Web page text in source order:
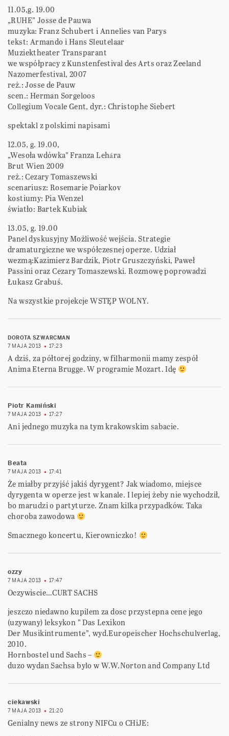
11.05,g. 19.00
„RUHE” Josse de Pauwa
muzyka: Franz Schubert i Annelies van Parys
tekst: Armando i Hans Sleutelaar
Muziektheater Transparant
we współpracy z Kunstenfestival des Arts oraz Zeeland
Nazomerfestival, 2007
reż.: Josse de Pauw
scen.: Herman Sorgeloos
Collegium Vocale Gent, dyr.: Christophe Siebert
spektakl z polskimi napisami
12.05, g. 19.00,
„Wesoła wdówka” Franza Lehára
Brut Wien 2009
reż.: Cezary Tomaszewski
scenariusz: Rosemarie Poiarkov
kostiumy: Pia Wenzel
światło: Bartek Kubiak
13.05, g. 19.00
Panel dyskusyjny Możliwość wejścia. Strategie
dramaturgiczne we współczesnej operze. Udział
wezmą:Kazimierz Bardzik, Piotr Gruszczyński, Paweł
Passini oraz Cezary Tomaszewski. Rozmowę poprowadzi
Łukasz Grabuś.
Na wszystkie projekcje WSTĘP WOLNY.
DOROTA SZWARCMAN
7 MAJA 2013
17:23
A dziś, za półtorej godziny, w filharmonii mamy zespół
Anima Eterna Brugge. W programie Mozart. Idę
Piotr Kamiński
7 MAJA 2013 17:27
Ani jednego muzyka na tym krakowskim sabacie.
Beata
7 MAJA 2013 17:41
Że miałby przyjść jakiś dyrygent? Jak wiadomo, miejsce
dyrygenta w operze jest w kanale. I lepiej żeby nie wychodził,
bo marudzi o partyturze. Znam kilka przypadków. Taka
choroba zawodowa
Smacznego koncertu, Kierowniczko!
ozzy
7 MAJA 2013 17:47
Oczywiscie…CURT SACHS
jeszczo niedawno kupilem za dosc przystepna cene jego
(uzywany) leksykon ” Das Lexikon
Der Musikintrumente”, wyd.Europeischer Hochschulverlag,
2010.
Hornbostel und Sachs –
duzo wydan Sachsa bylo w W.W.Norton and Company Ltd
ciekawski
7 MAJA 2013 21:20
Genialny news ze strony NIFCu o CHiJE: